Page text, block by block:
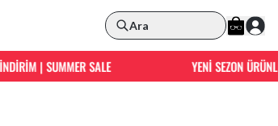
Ara
| SUMMER SALE YENİ SEZON